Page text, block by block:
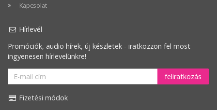
szerint
akció
Kapcsolat
Hírlevél
Promóciók, audio hírek, új készletek - iratkozzon fel most
ingyenesen hírlevelünkre!
feliratkozás
Fizetési módok